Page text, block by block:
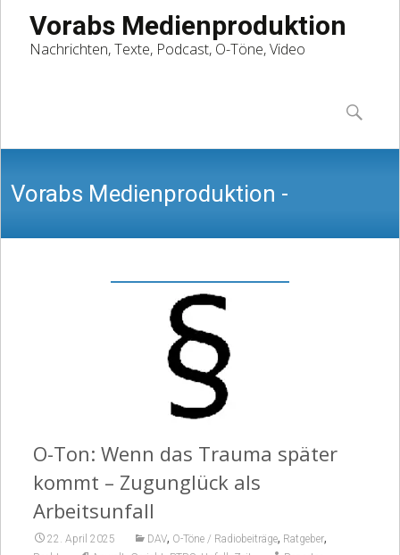
Vorabs Medienproduktion
Nachrichten, Texte, Podcast, O-Töne, Video
content
Suchen
nach:
Vorabs Medienproduktion -
Nachrichten, Texte, Podcast, O-Töne,
O-Ton: Wenn das Trauma später
kommt – Zugunglück als
Arbeitsunfall
22. April 2025 DAV, O-Töne / Radiobeiträge, Ratgeber,